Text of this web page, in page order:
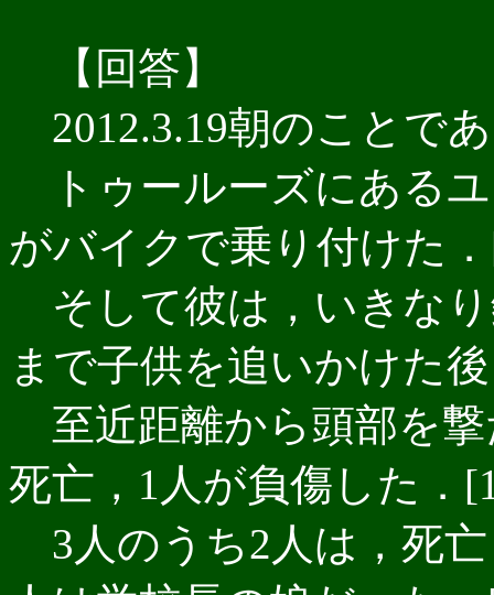
【回答】
2012.3.19朝のことで
トゥールーズにある
がバイクで乗り付けた
そして彼は，いきな
まで子供を追いかけた
至近距離から頭部を撃
死亡，1人が負傷した．
3人のうち2人は，死